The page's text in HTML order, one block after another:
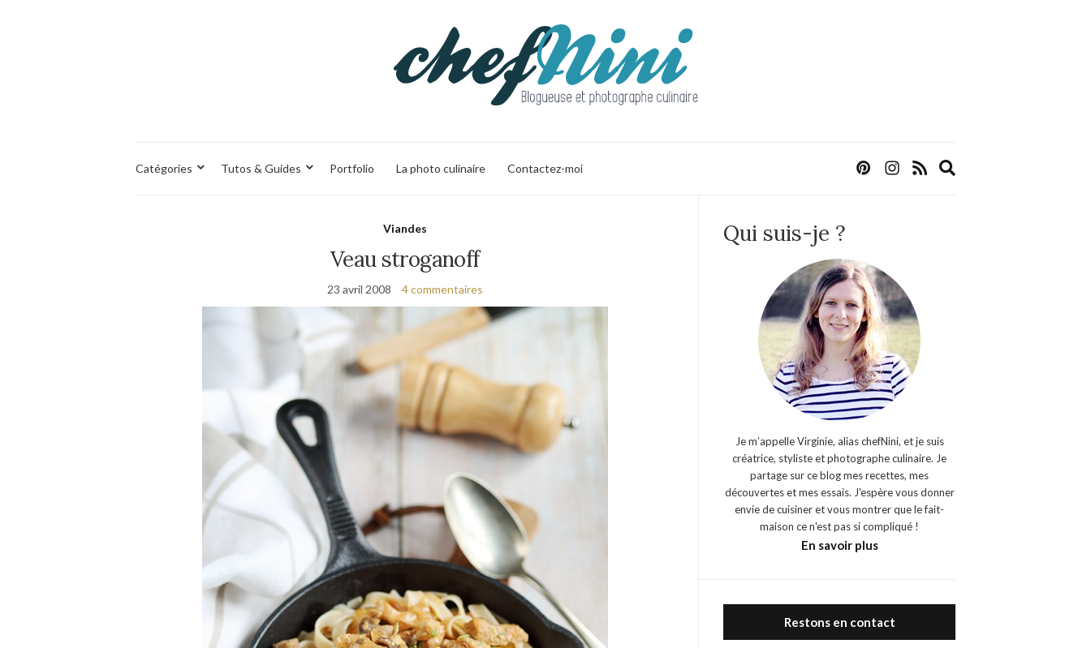
Catégories Tutos & Guides Portfolio La photo culinaire Contactez-moi
Viandes
Veau stroganoff
23 avril 2008 4 commentaires
Qui suis-je ?
Je m’appelle Virginie, alias chefNini, et je suis
créatrice, styliste et photographe culinaire. Je
partage sur ce blog mes recettes, mes
découvertes et mes essais. J'espère vous donner
envie de cuisiner et vous montrer que le fait-
maison ce n'est pas si compliqué !
En savoir plus
Restons en contact